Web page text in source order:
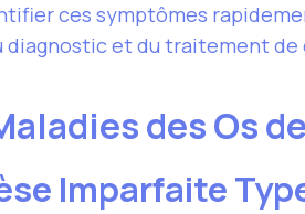
ces symptômes
et du traitement de
des Os
Imparfaite